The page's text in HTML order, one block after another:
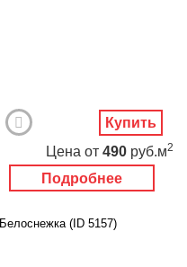
Подробнее
Цена от 490 руб.м2
Купить
Белоснежка (ID 5157)